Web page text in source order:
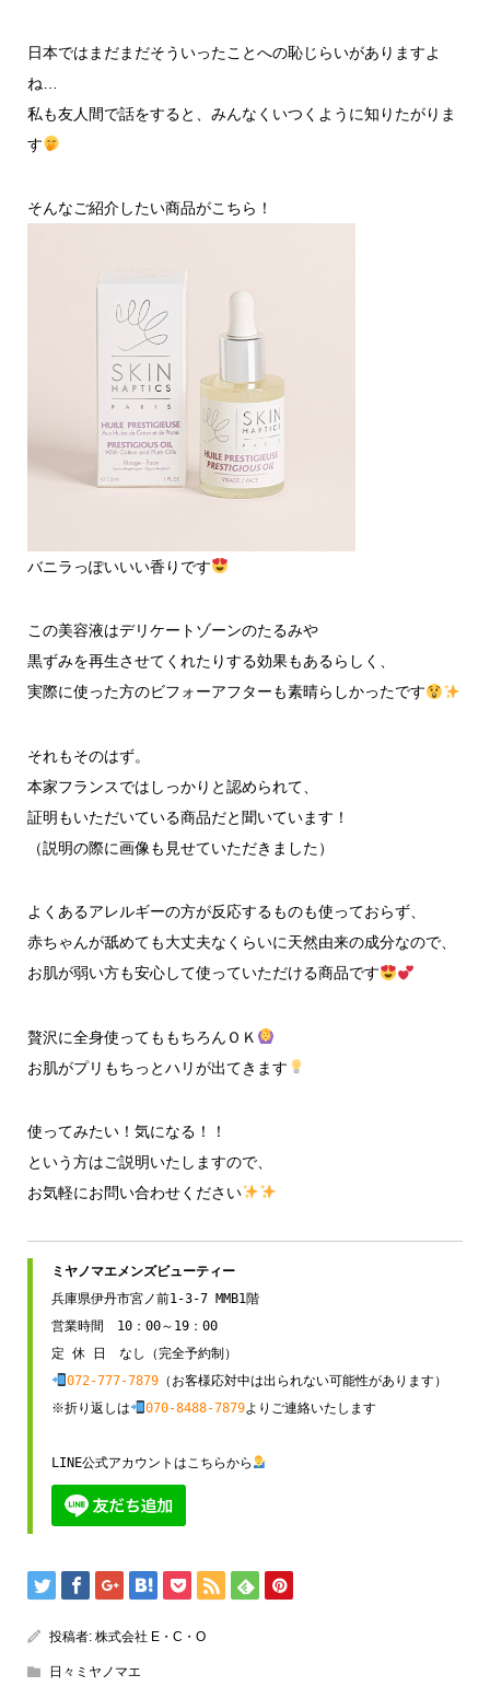
日本ではまだまだそういったことへの恥じらいがありますよ
ね…
私も友人間で話をすると、みんなくいつくように知りたがりま
す
そんなご紹介したい商品がこちら！
バニラっぽいいい香りです
この美容液はデリケートゾーンのたるみや
黒ずみを再生させてくれたりする効果もあるらしく、
実際に使った方のビフォーアフターも素晴らしかったです
それもそのはず。
本家フランスではしっかりと認められて、
証明もいただいている商品だと聞いています！
（説明の際に画像も見せていただきました）
よくあるアレルギーの方が反応するものも使っておらず、
赤ちゃんが舐めても大丈夫なくらいに天然由来の成分なので、
お肌が弱い方も安心して使っていただける商品です
贅沢に全身使ってももちろんＯＫ
お肌がプリもちっとハリが出てきます
使ってみたい！気になる！！
という方はご説明いたしますので、
お気軽にお問い合わせください
ミヤノマエメンズビューティー
兵庫県伊丹市宮ノ前1-3-7 MMB1階
営業時間　10：00～19：00
072-777-7879（お客様応対中は出られない可能性があります）
※折り返しは
070-8488-7879よりご連絡いたします
LINE公式アカウントはこちらから
投稿者: 株式会社 E・C・O
日々ミヤノマエ